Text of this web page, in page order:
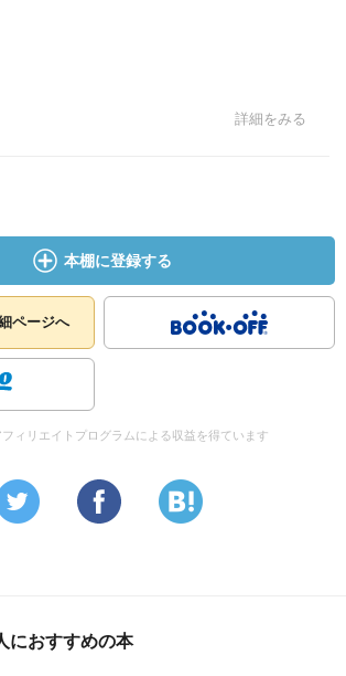
詳細をみる
本棚に登録する
ページへ
ィリエイトプログラムによる収益を得ています
におすすめの本